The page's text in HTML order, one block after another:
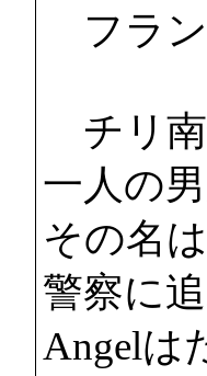
フラン
チリ南
一人の
その名
警察に
Angelは